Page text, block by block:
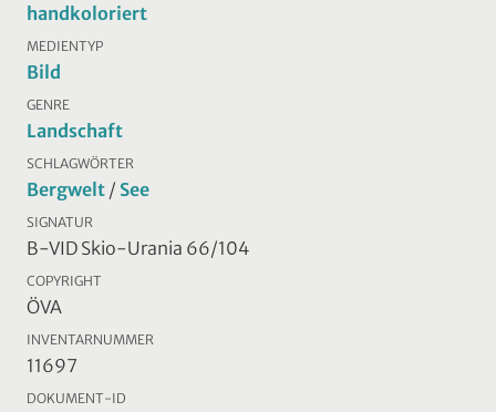
handkoloriert
MEDIENTYP
Bild
GENRE
Landschaft
SCHLAGWÖRTER
Bergwelt / See
SIGNATUR
B-VID Skio-Urania 66/104
COPYRIGHT
ÖVA
INVENTARNUMMER
11697
DOKUMENT-ID